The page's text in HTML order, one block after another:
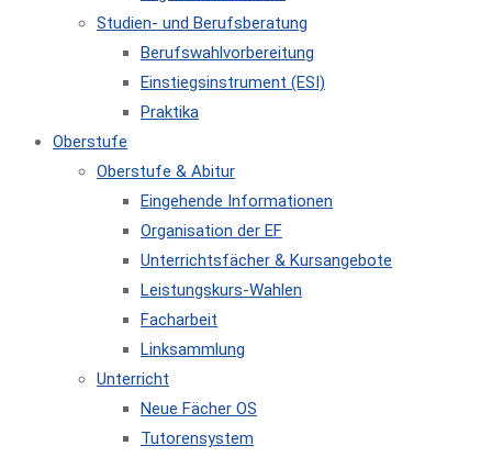
Studien- und Berufsberatung
Berufswahlvorbereitung
Einstiegsinstrument (ESI)
Praktika
Oberstufe
Oberstufe & Abitur
Eingehende Informationen
Organisation der EF
Unterrichtsfächer & Kursangebote
Leistungskurs-Wahlen
Facharbeit
Linksammlung
Unterricht
Neue Fächer OS
Tutorensystem